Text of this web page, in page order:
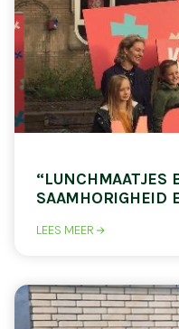
“LUNCHMAATJES
SAAMHORIGHEID
LEES MEER